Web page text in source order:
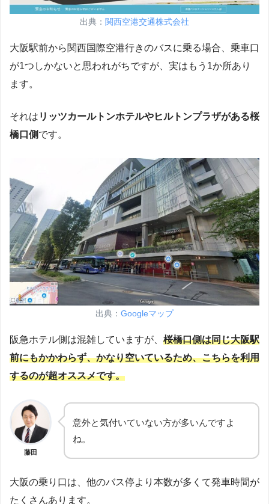
出典： 関西空港交通株式会社
大阪駅前から関西国際空港行きのバスに乗る場合、乗車口
が1つしかないと思われがちですが、実はもう1か所あり
ます。
それは リッツカールトンホテルやヒルトンプラザがある桜
橋口側 です。
出典： Googleマップ
阪急ホテル側は混雑していますが、 桜橋口側は同じ大阪駅
前にもかかわらず、かなり空いているため、こちらを利用
するのが超オススメです。
藤田
意外と気付いていない方が多いんですよ
ね。
大阪の乗り口は、他のバス停より本数が多くて発車時間が
たくさんあります。